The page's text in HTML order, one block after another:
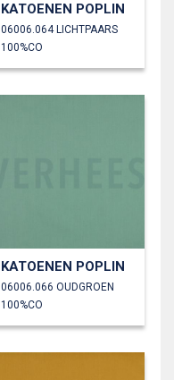
KATOENEN POPLIN
06006.064 LICHTPAARS
100%CO
KATOENEN POPLIN
06006.066 OUDGROEN
100%CO